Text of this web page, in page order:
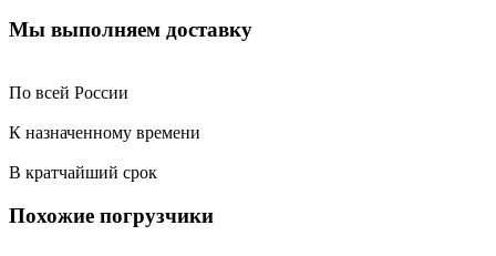
Мы выполняем доставку
По всей России
К назначенному времени
В кратчайший срок
Похожие погрузчики